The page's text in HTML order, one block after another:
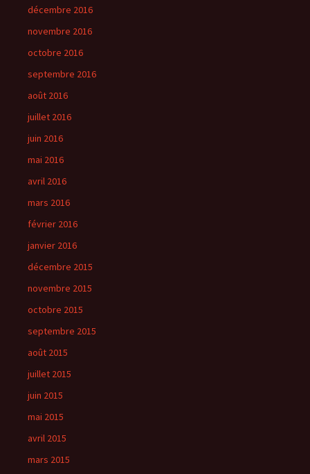
décembre 2016
novembre 2016
octobre 2016
septembre 2016
août 2016
juillet 2016
juin 2016
mai 2016
avril 2016
mars 2016
février 2016
janvier 2016
décembre 2015
novembre 2015
octobre 2015
septembre 2015
août 2015
juillet 2015
juin 2015
mai 2015
avril 2015
mars 2015